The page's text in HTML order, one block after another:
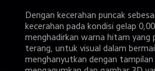
Dengan kecerahan puncak
kecerahan pada kondisi gelap
menghadirkan warna hitam yang
terang, untuk visual dalam
menghanyutkan dengan tampilan